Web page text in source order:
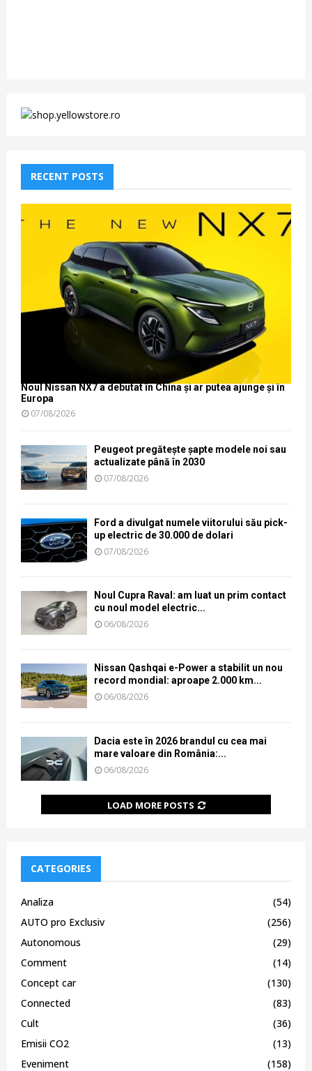
RECENT POSTS
Noul Nissan NX7 a debutat în China și ar putea ajunge și în
Europa
07/08/2026
Peugeot pregătește șapte modele noi sau
actualizate până în 2030
07/08/2026
Ford a divulgat numele viitorului său pick-
up electric de 30.000 de dolari
07/08/2026
Noul Cupra Raval: am luat un prim contact
cu noul model electric...
06/08/2026
Nissan Qashqai e-Power a stabilit un nou
record mondial: aproape 2.000 km...
06/08/2026
Dacia este în 2026 brandul cu cea mai
mare valoare din România:...
06/08/2026
LOAD MORE POSTS
CATEGORIES
Analiza
(54)
AUTO pro Exclusiv
(256)
Autonomous
(29)
Comment
(14)
Concept car
(130)
Connected
(83)
Cult
(36)
Emisii CO2
(13)
Eveniment
(158)